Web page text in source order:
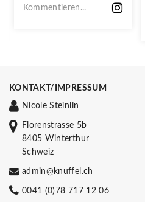
Kommentieren...
KONTAKT/IMPRESSUM
Nicole Steinlin
Florenstrasse 5b
8405 Winterthur
Schweiz
admin@knuffel.ch
0041 (0)78 717 12 06